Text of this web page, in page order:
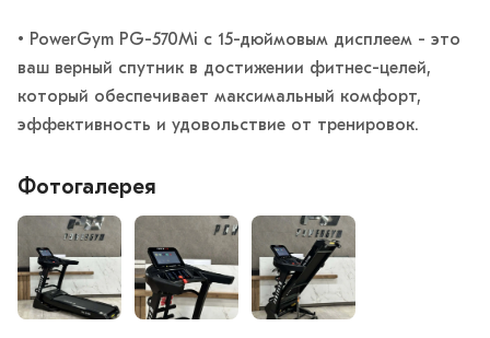
• PowerGym PG-570Mi с 15-дюймовым дисплеем - это
ваш верный спутник в достижении фитнес-целей,
который обеспечивает максимальный комфорт,
эффективность и удовольствие от тренировок.
Фотогалерея